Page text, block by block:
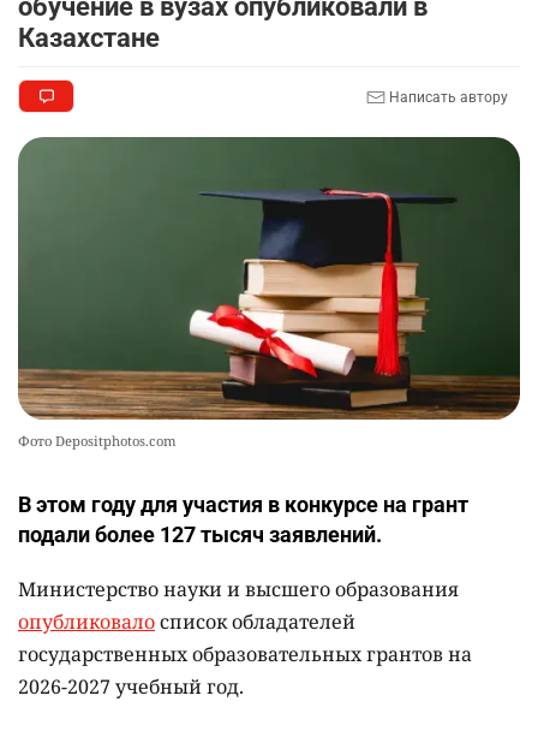
автокредиты за вознаграждение
2720
9
🦻 Казахстанцы смогут получать слуховые
💻 В школах Казахстана изменили название и
содержание некоторых предметов
19
обучение в вузах опубликовали в
Казахстане
Написать автору
Фото Depositphotos.com
В этом году для участия в конкурсе на грант
подали более 127 тысяч заявлений.
Министерство науки и высшего образования
опубликовалосписок обладателей
государственных образовательных грантов на
2026-2027 учебный год.